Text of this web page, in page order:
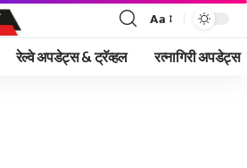
Font
Resizer
Aa
रेल्वे अपडेट्स & ट्रॅव्हल रत्नागिरी अपडेट्स